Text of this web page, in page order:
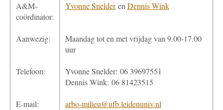
A&M-
coördinator:
Yvonne Snelderen Dennis Wink
Aanwezig:
Maandag tot en met vrijdag van 9.00-17.00
uur
Telefoon:
Yvonne Snelder: 06 39697551
Dennis Wink: 06 81423515
E-mail: arbo-milieu@ufb.leidenuniv.nl